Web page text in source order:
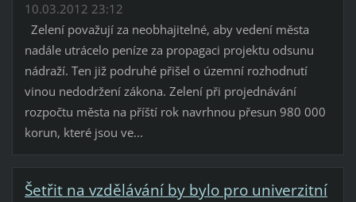
10.03.2012 23:12
Zelení považují za neobhajitelné, aby vedení města
nadále utrácelo peníze za propagaci projektu odsunu
nádraží. Ten již podruhé přišel o územní rozhodnutí
vinou nedodržení zákona. Zelení při projednávání
rozpočtu města na příští rok navrhnou přesun 980 000
korun, které jsou ve...
Šetřit na vzdělávání by bylo pro univerzitní